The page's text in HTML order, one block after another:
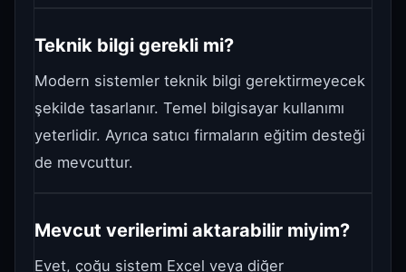
Teknik bilgi gerekli mi?
Modern sistemler teknik bilgi gerektirmeyecek
şekilde tasarlanır. Temel bilgisayar kullanımı
yeterlidir. Ayrıca satıcı firmaların eğitim desteği
de mevcuttur.
Mevcut verilerimi aktarabilir miyim?
Evet, çoğu sistem Excel veya diğer